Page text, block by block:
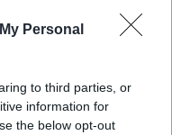
Personal
to third parties, or
information for
the below opt-out
από την Ελλάδα
στο